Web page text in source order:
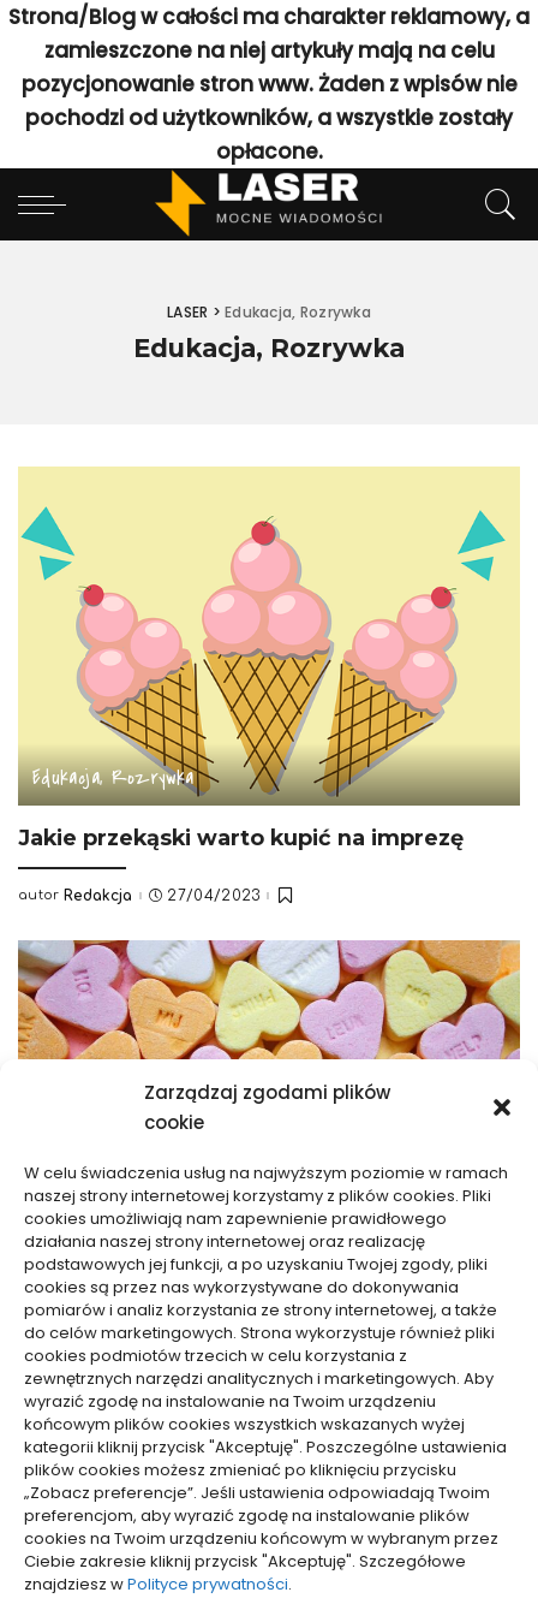
Zarządzaj zgodami plików
cookie
W celu świadczenia usług na najwyższym poziomie w ramach
naszej strony internetowej korzystamy z plików cookies. Pliki
cookies umożliwiają nam zapewnienie prawidłowego
działania naszej strony internetowej oraz realizację
podstawowych jej funkcji, a po uzyskaniu Twojej zgody, pliki
cookies są przez nas wykorzystywane do dokonywania
pomiarów i analiz korzystania ze strony internetowej, a także
do celów marketingowych. Strona wykorzystuje również pliki
cookies podmiotów trzecich w celu korzystania z
zewnętrznych narzędzi analitycznych i marketingowych. Aby
wyrazić zgodę na instalowanie na Twoim urządzeniu
końcowym plików cookies wszystkich wskazanych wyżej
kategorii kliknij przycisk "Akceptuję". Poszczególne ustawienia
plików cookies możesz zmieniać po kliknięciu przycisku
„Zobacz preferencje”. Jeśli ustawienia odpowiadają Twoim
preferencjom, aby wyrazić zgodę na instalowanie plików
cookies na Twoim urządzeniu końcowym w wybranym przez
Ciebie zakresie kliknij przycisk "Akceptuję". Szczegółowe
znajdziesz wPolityce prywatności.
Strona/Blog w całości ma charakter reklamowy, a
zamieszczone na niej artykuły mają na celu
pozycjonowanie stron www. Żaden z wpisów nie
pochodzi od użytkowników, a wszystkie zostały
opłacone.
LASER >Edukacja, Rozrywka
Edukacja, Rozrywka
Edukacja, Rozrywka
Jakie przekąski warto kupić na imprezę
Posted
autor Redakcja 27/04/2023
ARTYKUŁ SPONSOROWANY Edukacja, Rozrywka
Jakim sposobem wyprawić fajne przyjęcie
urodzinowe dla dziecka?
Posted
by
autor Redakcja 22/12/2022
1 … 3 4
pozyjonowanie lokalne